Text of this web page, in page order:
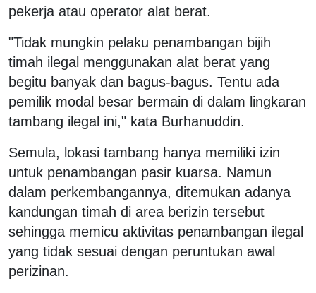
pekerja atau operator alat berat.
"Tidak mungkin pelaku penambangan bijih
timah ilegal menggunakan alat berat yang
begitu banyak dan bagus-bagus. Tentu ada
pemilik modal besar bermain di dalam lingkaran
tambang ilegal ini," kata Burhanuddin.
Semula, lokasi tambang hanya memiliki izin
untuk penambangan pasir kuarsa. Namun
dalam perkembangannya, ditemukan adanya
kandungan timah di area berizin tersebut
sehingga memicu aktivitas penambangan ilegal
yang tidak sesuai dengan peruntukan awal
perizinan.